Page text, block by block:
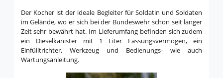
Der Kocher ist der ideale Begleiter für Soldatin und Soldaten
im Gelände, wo er sich bei der Bundeswehr schon seit langer
Zeit sehr bewährt hat. Im Lieferumfang befinden sich zudem
ein Dieselkanister mit 1 Liter Fassungsvermögen, ein
Einfülltrichter, Werkzeug und Bedienungs- wie auch
Wartungsanleitung.